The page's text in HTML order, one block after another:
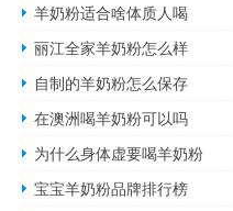
羊奶粉适合啥体质人喝
丽江全家羊奶粉怎么样
自制的羊奶粉怎么保存
在澳洲喝羊奶粉可以吗
为什么身体虚要喝羊奶粉
宝宝羊奶粉品牌排行榜